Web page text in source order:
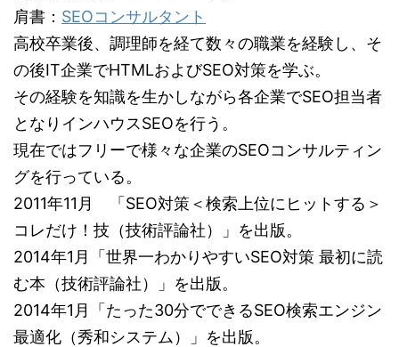
肩書： SEOコンサルタント
高校卒業後、調理師を経て数々の職業を経験し、そ
の後IT企業でHTMLおよびSEO対策を学ぶ。
その経験を知識を生かしながら各企業でSEO担当者
となりインハウスSEOを行う。
現在ではフリーで様々な企業のSEOコンサルティン
グを行っている。
2011年11月 「SEO対策＜検索上位にヒットする＞
コレだけ！技（技術評論社）」を出版。
2014年1月「世界一わかりやすいSEO対策 最初に読
む本（技術評論社）」を出版。
2014年1月「たった30分でできるSEO検索エンジン
最適化（秀和システム）」を出版。